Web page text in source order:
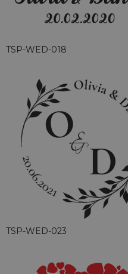
TSP-WED-018
TSP-WED-023